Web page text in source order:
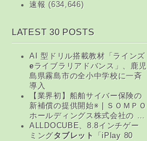
速報 (634,646)
LATEST 30 POSTS
AI 型ドリル搭載教材「ラインズ
eライブラリアドバンス」、鹿児
島県霧島市の全小中学校に一斉
導入
【業界初】船舶サイバー保険の
新補償の提供開始※ | ＳＯＭＰＯ
ホールディングス株式会社の …
ALLDOCUBE、8.8インチゲー
ミングタブレット
「iPlay 80